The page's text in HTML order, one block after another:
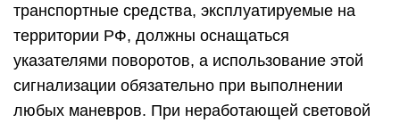
транспортные средства, эксплуатируемые на
территории РФ, должны оснащаться
указателями поворотов, а использование этой
сигнализации обязательно при выполнении
любых маневров. При неработающей световой